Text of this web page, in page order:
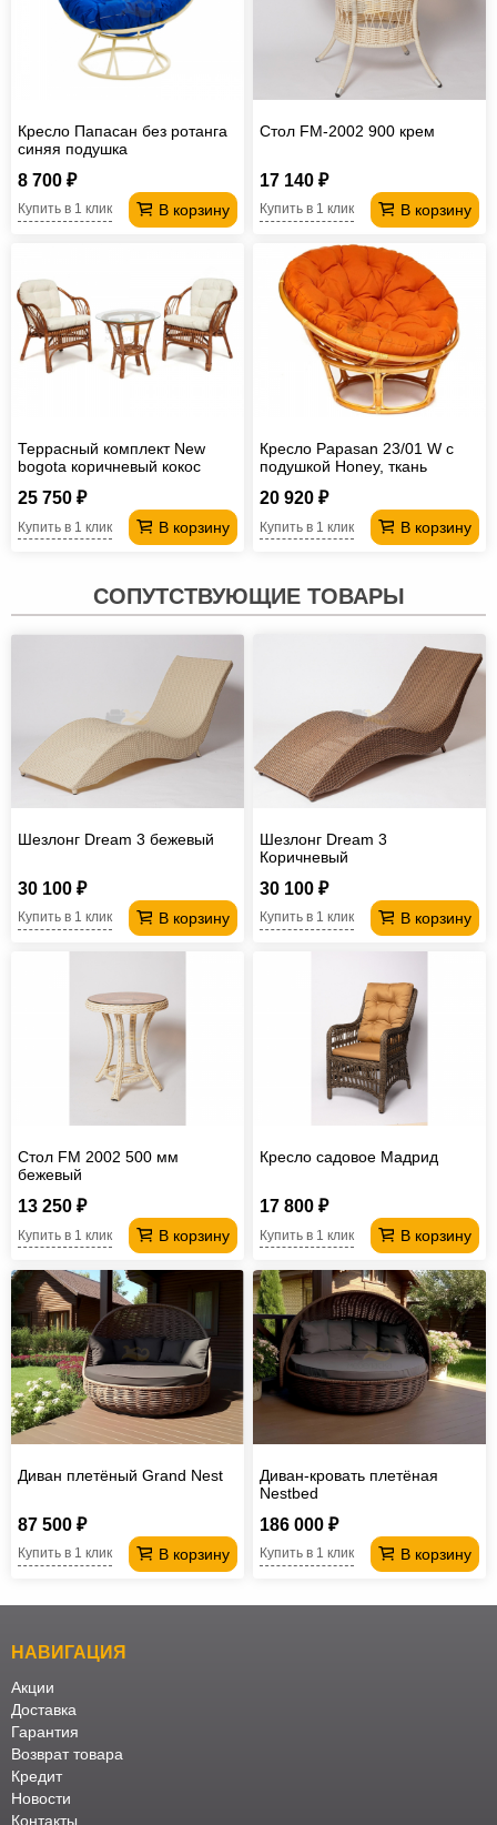
Кресло Папасан без ротанга
синяя подушка
8 700 ₽
В корзину
Купить в 1 клик
Стол FM-2002 900 крем
17 140 ₽
В корзину
Купить в 1 клик
Террасный комплект New
bogota коричневый кокос
25 750 ₽
В корзину
Купить в 1 клик
Кресло Papasan 23/01 W с
подушкой Honey, ткань
20 920 ₽
В корзину
Купить в 1 клик
СОПУТСТВУЮЩИЕ ТОВАРЫ
Шезлонг Dream 3 бежевый
30 100 ₽
В корзину
Купить в 1 клик
Шезлонг Dream 3
Коричневый
30 100 ₽
В корзину
Купить в 1 клик
Стол FM 2002 500 мм
бежевый
13 250 ₽
В корзину
Купить в 1 клик
Кресло садовое Мадрид
17 800 ₽
В корзину
Купить в 1 клик
Диван плетёный Grand Nest
87 500 ₽
В корзину
Купить в 1 клик
Диван-кровать плетёная
Nestbed
186 000 ₽
В корзину
Купить в 1 клик
НАВИГАЦИЯ
Акции
Доставка
Гарантия
Возврат товара
Кредит
Новости
Контакты